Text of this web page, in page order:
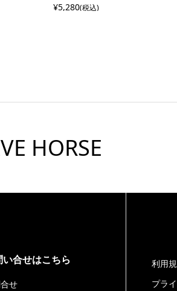
¥5,280(税込)
HORSE
い合せはこちら
せ
利用
プラ